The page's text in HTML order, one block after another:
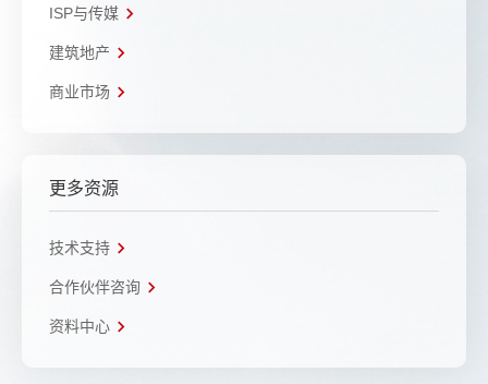
ISP与传媒
建筑地产
商业市场
更多资源
技术支持
合作伙伴咨询
资料中心